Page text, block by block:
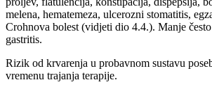
melena, hematemeza, ulcerozni stomatitis,
Crohnova bolest (vidjeti dio 4.4.). Manje
gastritis.
Rizik od krvarenja u probavnom sustavu
vremenu trajanja terapije.